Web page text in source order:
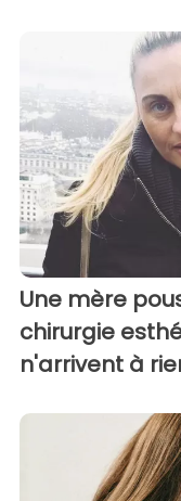
Une mère
chirurgie
n'arrivent à